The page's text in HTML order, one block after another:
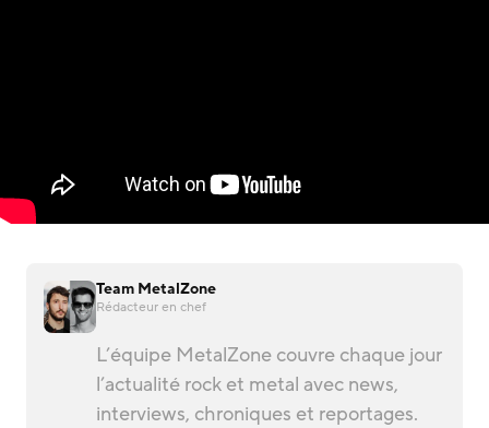
Team MetalZone
Rédacteur en chef
L’équipe MetalZone couvre chaque jour
l’actualité rock et metal avec news,
interviews, chroniques et reportages.